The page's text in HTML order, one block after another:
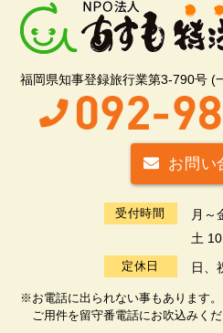
福岡県知事登録旅行業第3-790号 (
お問い
受付時間
月～
土
定休日 日、
※お電話に出られない事もあります。
ご用件を留守番電話にお吹込みくだ